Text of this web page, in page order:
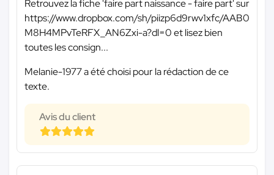
Retrouvez la fiche 'faire part naissance - faire part' sur
https://www.dropbox.com/sh/piizp6d9rwv1xfc/AAB0
M8H4MPvTeRFX_AN6Zxi-a?dl=0 et lisez bien
toutes les consign...
Melanie-1977 a été choisi pour la rédaction de ce
texte.
Avis du client